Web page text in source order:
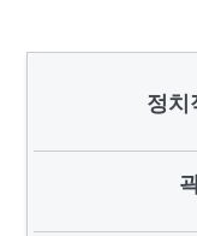
정치